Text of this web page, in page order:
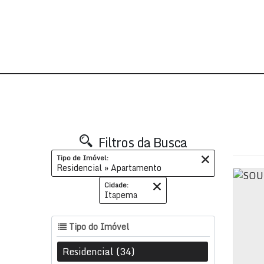
Filtros da Busca
Tipo de Imóvel:
Residencial » Apartamento
Cidade:
Itapema
Tipo do Imóvel
Residencial (34)